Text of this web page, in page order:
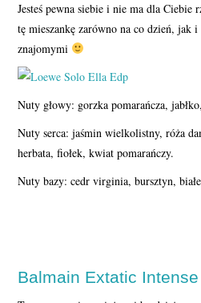
Jesteś pewna siebie i nie ma dla
tę mieszankę zarówno na co dzień, jak
znajomymi
Nuty głowy: gorzka pomarańcza,
Nuty serca: jaśmin wielkolistny, róża
herbata, fiołek, kwiat pomarańczy.
Nuty bazy: cedr virginia, bursztyn,
Balmain Extatic